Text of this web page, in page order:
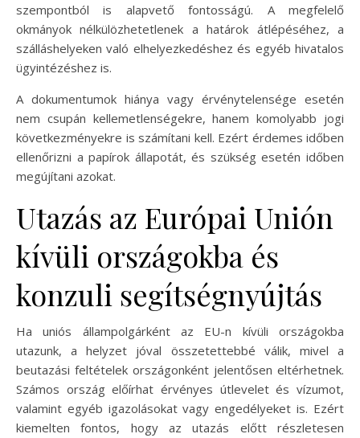
szempontból is alapvető fontosságú. A megfelelő
okmányok nélkülözhetetlenek a határok átlépéséhez, a
szálláshelyeken való elhelyezkedéshez és egyéb hivatalos
ügyintézéshez is.
A dokumentumok hiánya vagy érvénytelensége esetén
nem csupán kellemetlenségekre, hanem komolyabb jogi
következményekre is számítani kell. Ezért érdemes időben
ellenőrizni a papírok állapotát, és szükség esetén időben
megújítani azokat.
Utazás az Európai Unión
kívüli országokba és
konzuli segítségnyújtás
Ha uniós állampolgárként az EU-n kívüli országokba
utazunk, a helyzet jóval összetettebbé válik, mivel a
beutazási feltételek országonként jelentősen eltérhetnek.
Számos ország előírhat érvényes útlevelet és vízumot,
valamint egyéb igazolásokat vagy engedélyeket is. Ezért
kiemelten fontos, hogy az utazás előtt részletesen